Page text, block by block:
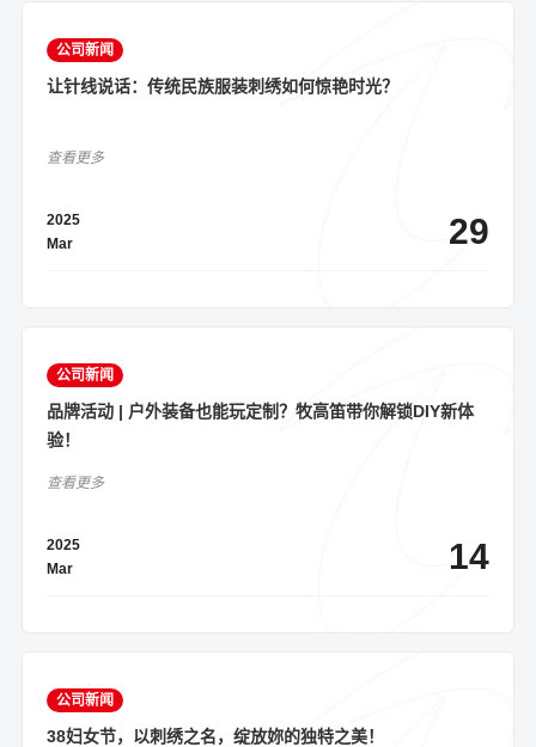
公司新闻
让针线说话：传统民族服装刺绣如何惊艳时光？
查看更多
2025
Mar
29
公司新闻
品牌活动 | 户外装备也能玩定制？牧高笛带你解锁DIY新体
验！
查看更多
2025
Mar
14
公司新闻
38妇女节，以刺绣之名，绽放妳的独特之美！